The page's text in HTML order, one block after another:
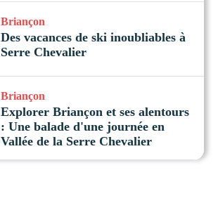
Briançon
Des vacances de ski inoubliables à
Serre Chevalier
Briançon
Explorer Briançon et ses alentours
: Une balade d'une journée en
Vallée de la Serre Chevalier